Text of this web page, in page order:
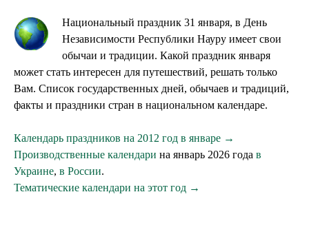
Национальный праздник 31 января, в День
Независимости Республики Науру имеет свои
обычаи и традиции. Какой праздник января
может стать интересен для путешествий, решать только
Вам. Список государственных дней, обычаев и традиций,
факты и праздники стран в национальном календаре.
Календарь праздников на 2012 год в январе →
Производственные календари на январь 2026 года в
Украине, в России.
Тематические календари на этот год →